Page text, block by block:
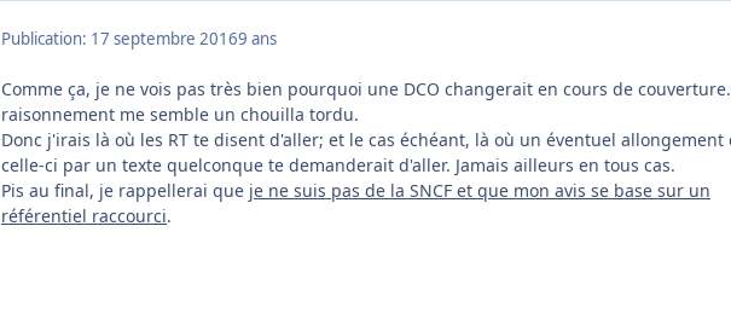
Publication: 17 septembre 20169 ans
Comme ça, je ne vois pas très bien pourquoi une DCO changerait en cours de
raisonnement me semble un chouilla tordu.
Donc j'irais là où les RT te disent d'aller; et le cas échéant, là où un éventuel allongement
celle-ci par un texte quelconque te demanderait d'aller. Jamais ailleurs en tous cas.
Pis au final, je rappellerai que je ne suis pas de la SNCF et que mon avis se base sur un
référentiel raccourci.